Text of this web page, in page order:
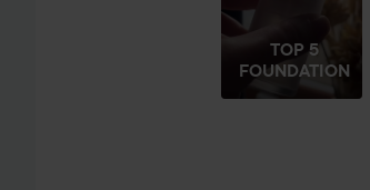
TOP 5
FOUNDATION